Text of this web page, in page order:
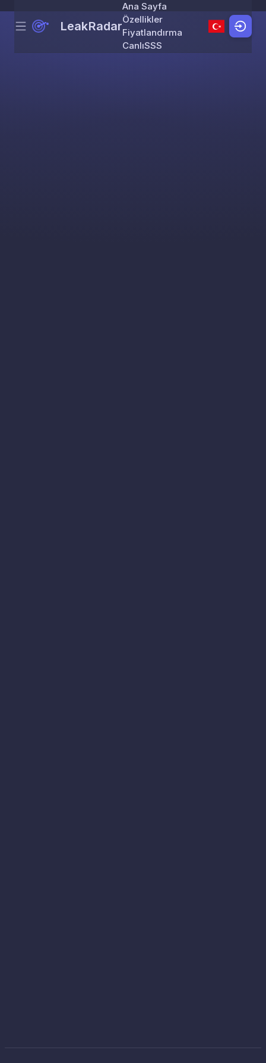
Skip to content
Menu LeakRadar
Ana Sayfa
Özellikler
Fiyatlandırma
CanlıSSS